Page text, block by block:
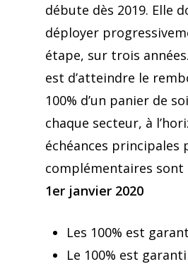
débute dès 2019. Elle
déployer
étape, sur trois
est d’atteindre le
100% d’un panier de
chaque secteur, à
échéances principales
complémentaires sont
1er janvier 2020
Les 100% est
Le 100% est